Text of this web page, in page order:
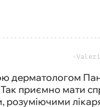
дерматологом
приємно мати
розуміючими